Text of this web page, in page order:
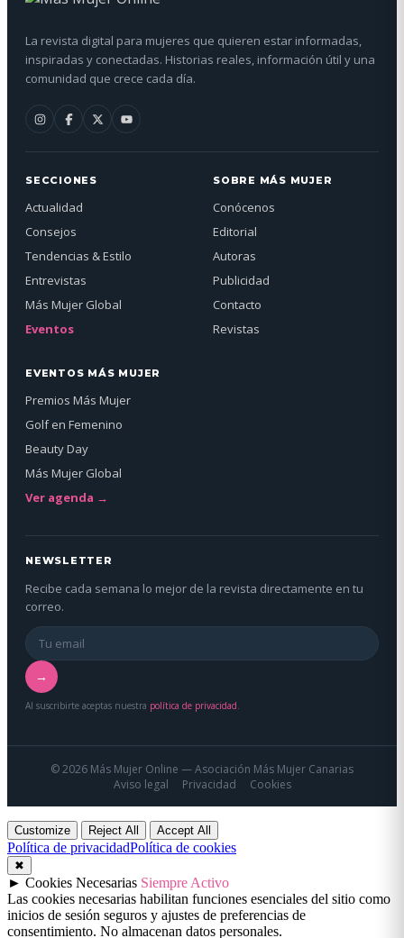
La revista digital para mujeres que quieren estar informadas,
inspiradas y conectadas. Historias reales, información útil y una
comunidad que crece cada día.
SECCIONES
Actualidad
Consejos
Tendencias & Estilo
Entrevistas
Más Mujer Global
Eventos
SOBRE MÁS MUJER
Conócenos
Editorial
Autoras
Publicidad
Contacto
Revistas
EVENTOS MÁS MUJER
Premios Más Mujer
Golf en Femenino
Beauty Day
Más Mujer Global
Ver agenda →
NEWSLETTER
Recibe cada semana lo mejor de la revista directamente en tu
correo.
→
Al suscribirte aceptas nuestra política de privacidad.
© 2026 Más Mujer Online — Asociación Más Mujer Canarias
Aviso legal
Privacidad Cookies
Customize Reject All Accept All
Política de privacidadPolítica de cookies
✖
► Cookies Necesarias Siempre Activo
Las cookies necesarias habilitan funciones esenciales del sitio como
inicios de sesión seguros y ajustes de preferencias de
consentimiento. No almacenan datos personales.